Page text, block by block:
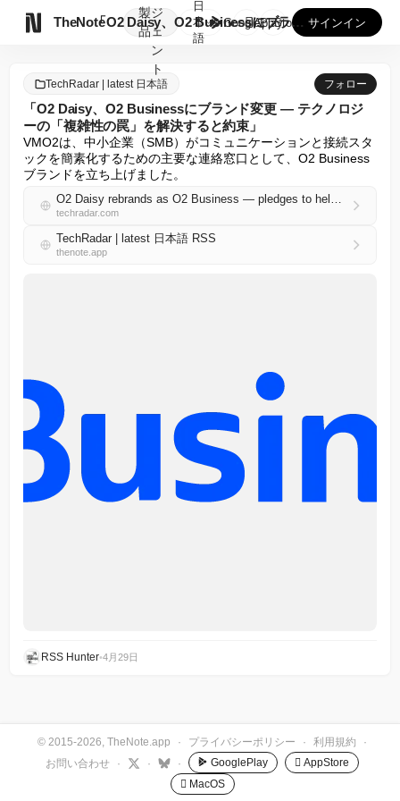
TheNote
製
品
ジ
ェ
ン
ト
「O2 Daisy、O2 Businessにブランド変更 —...
日
本
語
GooglePlay
AppStore サインイン
TechRadar | latest 日本語 フォロー
「O2 Daisy、O2 Businessにブランド変更 — テクノロジ
ーの「複雑性の罠」を解決すると約束」
VMO2は、中小企業（SMB）がコミュニケーションと接続スタ
ックを簡素化するための主要な連絡窓口として、O2 Business
ブランドを立ち上げました。
O2 Daisy rebrands as O2 Business — pledges to help solve 'complexity trap' of tech
techradar.com
TechRadar | latest 日本語 RSS
thenote.app
RSS Hunter•4月29日
© 2015-2026, TheNote.app · プライバシーポリシー · 利用規約
·
お問い合わせ
· · · GooglePlay
 AppStore
 MacOS